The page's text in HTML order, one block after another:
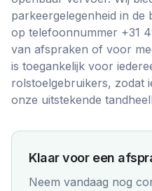
parkeergelegenheid in
op telefoonnummer +31
van afspraken of voor
is toegankelijk voor
rolstoelgebruikers, zodat
onze uitstekende
Klaar voor een
Neem vandaag nog